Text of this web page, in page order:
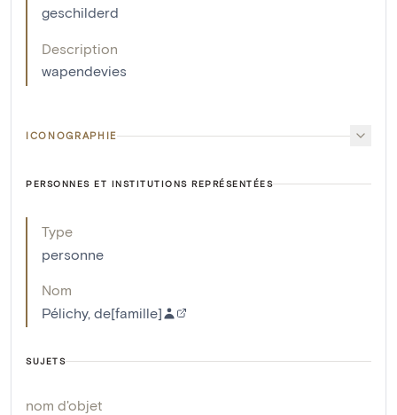
geschilderd
Description
wapendevies
ICONOGRAPHIE
PERSONNES ET INSTITUTIONS REPRÉSENTÉES
Type
personne
Nom
Pélichy, de[famille]
SUJETS
nom d'objet